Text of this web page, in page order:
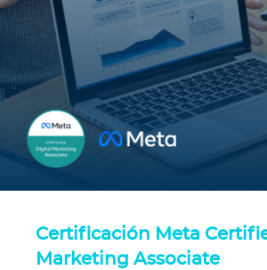
Certificación Meta
Marketing Associate